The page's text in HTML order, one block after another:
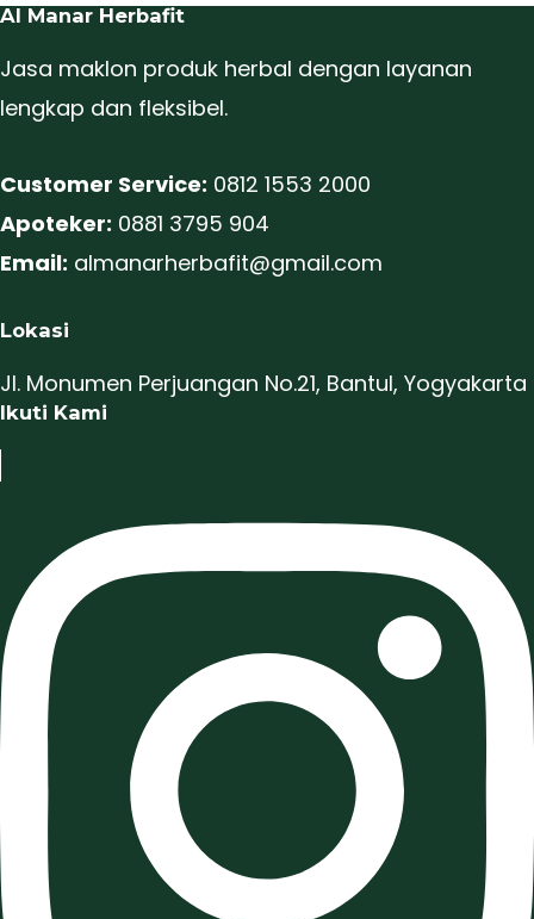
Al Manar Herbafit
Jasa maklon produk herbal dengan layanan
lengkap dan fleksibel.
Customer Service: 0812 1553 2000
Apoteker: 0881 3795 904
Email: almanarherbafit@gmail.com
Lokasi
Jl. Monumen Perjuangan No.21, Bantul, Yogyakarta
Ikuti Kami